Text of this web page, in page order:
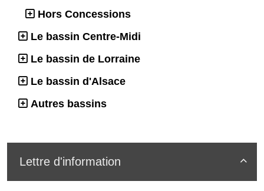
Hors Concessions
Le bassin Centre-Midi
Le bassin de Lorraine
Le bassin d'Alsace
Autres bassins

Lettre d'information